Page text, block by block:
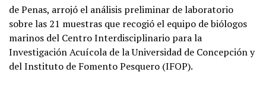
de Penas, arrojó el análisis preliminar de laboratorio
sobre las 21 muestras que recogió el equipo de biólogos
marinos del Centro Interdisciplinario para la
Investigación Acuícola de la Universidad de Concepción y
del Instituto de Fomento Pesquero (IFOP).